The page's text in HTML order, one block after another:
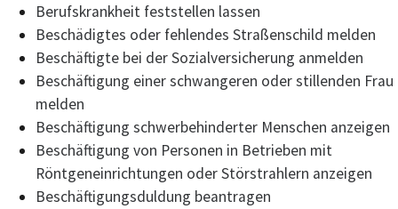
Berufskrankheit feststellen lassen
Beschädigtes oder fehlendes Straßenschild melden
Beschäftigte bei der Sozialversicherung anmelden
Beschäftigung einer schwangeren oder stillenden Frau
melden
Beschäftigung schwerbehinderter Menschen anzeigen
Beschäftigung von Personen in Betrieben mit
Röntgeneinrichtungen oder Störstrahlern anzeigen
Beschäftigungsduldung beantragen